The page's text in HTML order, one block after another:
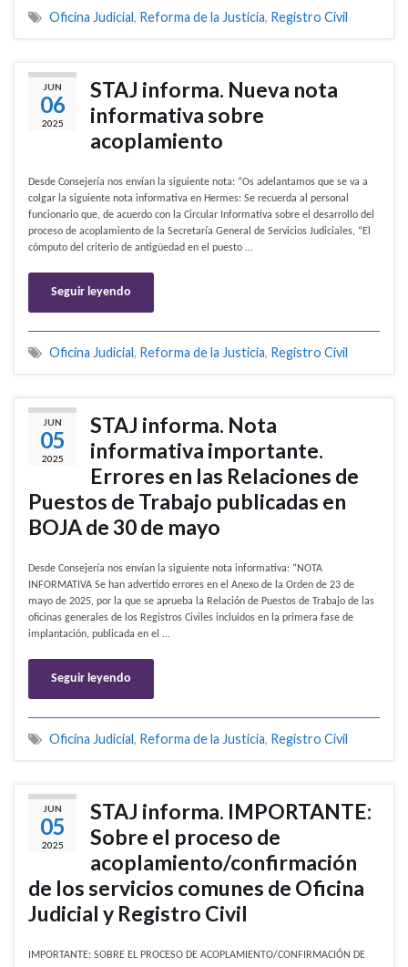
Oficina Judicial , Reforma de la Justicia, Registro Civil
JUN
06
2025
STAJ informa. Nueva nota
informativa sobre
acoplamiento
Desde Consejería nos envían la siguiente nota: “Os adelantamos que se va a
colgar la siguiente nota informativa en Hermes: Se recuerda al personal
funcionario que, de acuerdo con la Circular Informativa sobre el desarrollo del
proceso de acoplamiento de la Secretaría General de Servicios Judiciales, “El
cómputo del criterio de antigüedad en el puesto …
Seguir leyendo
Oficina Judicial , Reforma de la Justicia, Registro Civil
JUN
05
2025
STAJ informa. Nota
informativa importante.
Errores en las Relaciones de
Puestos de Trabajo publicadas en
BOJA de 30 de mayo
Desde Consejería nos envían la siguiente nota informativa: “NOTA
INFORMATIVA Se han advertido errores en el Anexo de la Orden de 23 de
mayo de 2025, por la que se aprueba la Relación de Puestos de Trabajo de las
oficinas generales de los Registros Civiles incluidos en la primera fase de
implantación, publicada en el …
Seguir leyendo
Oficina Judicial , Reforma de la Justicia, Registro Civil
JUN
05
2025
STAJ informa. IMPORTANTE:
Sobre el proceso de
acoplamiento/confirmación
de los servicios comunes de Oficina
Judicial y Registro Civil
IMPORTANTE: SOBRE EL PROCESO DE ACOPLAMIENTO/CONFIRMACIÓN DE